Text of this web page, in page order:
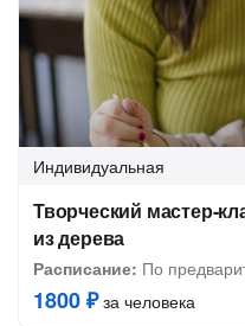
Индивидуальная
Творческий мастер-
из дерева
Расписание: По
1800 ₽за человека